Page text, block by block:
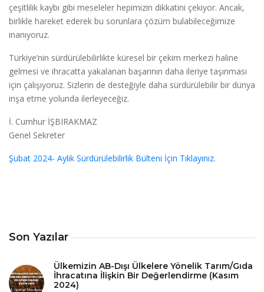
Son Yazılar
Ülkemizin AB-Dışı Ülkelere Yönelik Tarım/Gıda
İhracatına İlişkin Bir Değerlendirme (Kasım
2024)
çeşitlilik kaybı gibi meseleler hepimizin dikkatini çekiyor. Ancak,
birlikle hareket ederek bu sorunlara çözüm bulabileceğimize
inanıyoruz.
Türkiye’nin sürdürülebilirlikte küresel bir çekim merkezi haline
gelmesi ve ihracatta yakalanan başarının daha ileriye taşınması
için çalışıyoruz. Sizlerin de desteğiyle daha sürdürülebilir bir dünya
inşa etme yolunda ilerleyeceğiz.
İ. Cumhur İŞBIRAKMAZ
Genel Sekreter
Şubat 2024- Aylık Sürdürülebilirlik Bülteni İçin Tıklayınız.